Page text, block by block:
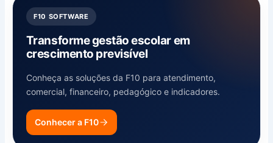
F10 SOFTWARE
Transforme gestão escolar em
crescimento previsível
Conheça as soluções da F10 para atendimento,
comercial, financeiro, pedagógico e indicadores.
Conhecer a F10